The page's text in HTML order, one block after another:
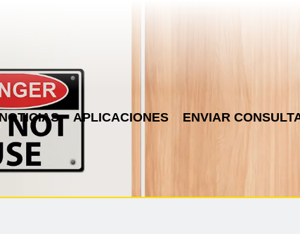
APLICACIONES ENVIAR